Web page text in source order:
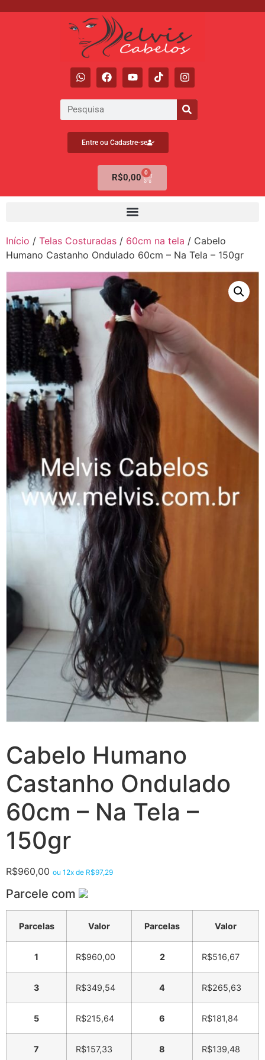
Entre ou Cadastre-se
R$0,00 0
Início / Telas Costuradas / 60cm na tela / Cabelo
Humano Castanho Ondulado 60cm – Na Tela – 150gr
Cabelo Humano
Castanho Ondulado
60cm – Na Tela –
150gr
R$960,00 ou 12x de R$97,29
Parcele com
Parcelas Valor Parcelas Valor
1 R$960,00 2 R$516,67
3 R$349,54 4 R$265,63
5 R$215,64 6 R$181,84
7 R$157,33 8 R$139,48